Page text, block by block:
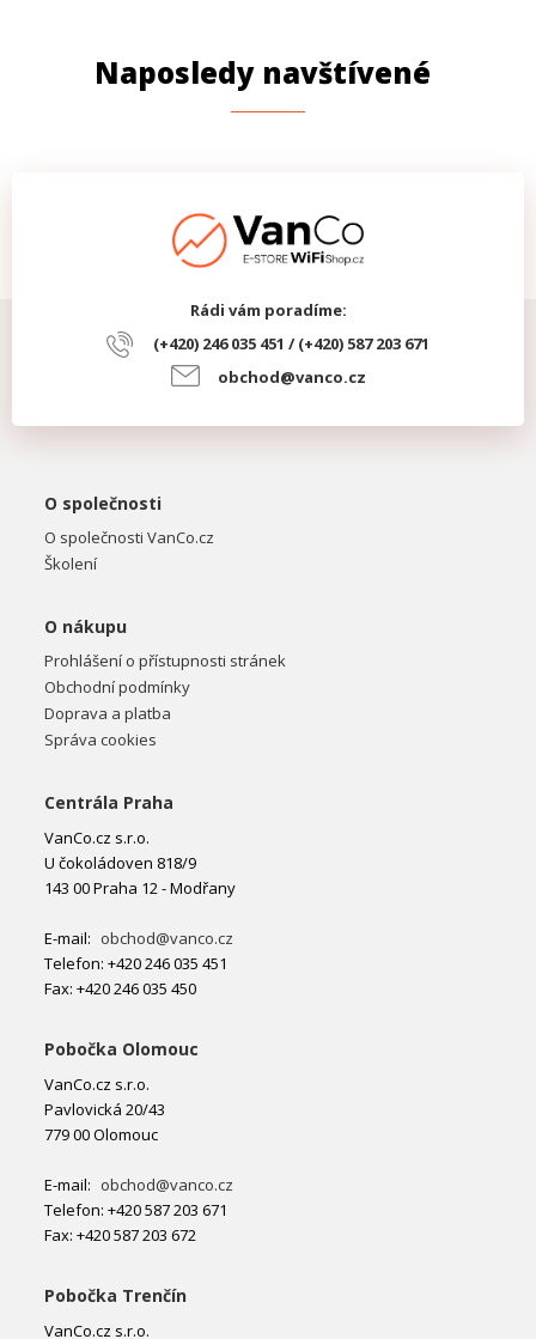
Naposledy navštívené
Rádi vám poradíme:
(+420) 246 035 451 / (+420) 587 203 671
obchod@vanco.cz
O společnosti
O společnosti VanCo.cz
Školení
O nákupu
Prohlášení o přístupnosti stránek
Obchodní podmínky
Doprava a platba
Správa cookies
Centrála Praha
VanCo.cz s.r.o.
U čokoládoven 818/9
143 00 Praha 12 - Modřany
E-mail: obchod@vanco.cz
Telefon: +420 246 035 451
Fax: +420 246 035 450
Pobočka Olomouc
VanCo.cz s.r.o.
Pavlovická 20/43
779 00 Olomouc
E-mail: obchod@vanco.cz
Telefon: +420 587 203 671
Fax: +420 587 203 672
Pobočka Trenčín
VanCo.cz s.r.o.